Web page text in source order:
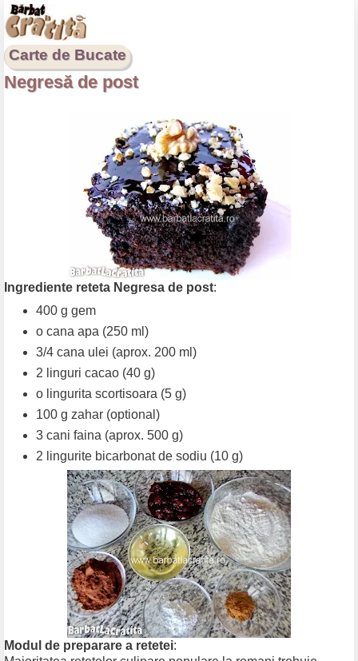
Carte de Bucate
Negresă de post
Ingrediente reteta Negresa de post:
400 g gem
o cana apa (250 ml)
3/4 cana ulei (aprox. 200 ml)
2 linguri cacao (40 g)
o lingurita scortisoara (5 g)
100 g zahar (optional)
3 cani faina (aprox. 500 g)
2 lingurite bicarbonat de sodiu (10 g)
Modul de preparare a retetei: